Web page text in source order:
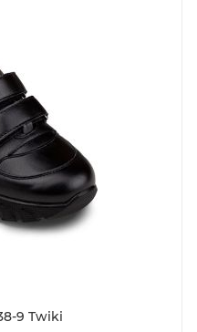
Кроссовки детские TW-438-9 Twiki